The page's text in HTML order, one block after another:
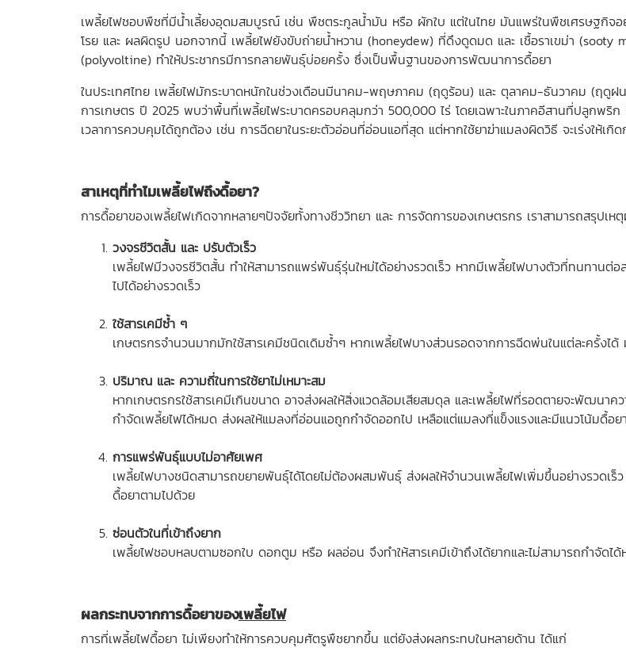
เพลี้ยไฟชอบพืชที่มีน้ำเลี้ยงอุดมสมบูรณ์ เช่น พืชตระกูลน้ำมัน หรือ ผักใบ แต่ในไทย มันแพร่ในพืชเศรษฐกิจอ
โรย และ ผลผิดรูป นอกจากนี้ เพลี้ยไฟยังขับถ่ายน้ำหวาน (honeydew) ที่ดึงดูดมด และ เชื้อราเขม่า (sooty
(polyvoltine) ทำให้ประชากรมีการกลายพันธุ์บ่อยครั้ง ซึ่งเป็นพื้นฐานของการพัฒนาการดื้อยา
ในประเทศไทย เพลี้ยไฟมักระบาดหนักในช่วงเดือนมีนาคม-พฤษภาคม (ฤดูร้อน) และ ตุลาคม-ธันวาคม (ฤดูฝ
การเกษตร ปี 2025 พบว่าพื้นที่เพลี้ยไฟระบาดครอบคลุมกว่า 500,000 ไร่ โดยเฉพาะในภาคอีสานที่ปลูกพริก
เวลาการควบคุมได้ถูกต้อง เช่น การฉีดยาในระยะตัวอ่อนที่อ่อนแอที่สุด แต่หากใช้ยาฆ่าแมลงผิดวิธี จะเร่งให้เกิด
สาเหตุที่ทำไมเพลี้ยไฟถึงดื้อยา?
การดื้อยาของเพลี้ยไฟเกิดจากหลายๆปัจจัยทั้งทางชีววิทยา และ การจัดการของเกษตรกร เราสามารถสรุปเ
วงจรชีวิตสั้น และ ปรับตัวเร็ว
เพลี้ยไฟมีวงจรชีวิตสั้น ทำให้สามารถแพร่พันธุ์รุ่นใหม่ได้อย่างรวดเร็ว หากมีเพลี้ยไฟบางตัวที่ทนทาน
ไปได้อย่างรวดเร็ว
ใช้สารเคมีซ้ำ ๆ
เกษตรกรจำนวนมากมักใช้สารเคมีชนิดเดิมซ้ำๆ หากเพลี้ยไฟบางส่วนรอดจากการฉีดพ่นในแต่ละครั้ง
ปริมาณ และ ความถี่ในการใช้ยาไม่เหมาะสม
หากเกษตรกรใช้สารเคมีเกินขนาด อาจส่งผลให้สิ่งแวดล้อมเสียสมดุล และเพลี้ยไฟที่รอดตายจะพัฒนา
กำจัดเพลี้ยไฟได้หมด ส่งผลให้แมลงที่อ่อนแอถูกกำจัดออกไป เหลือแต่แมลงที่แข็งแรงและมีแนวโน้มดื้อย
การแพร่พันธุ์แบบไม่อาศัยเพศ
เพลี้ยไฟบางชนิดสามารถขยายพันธุ์ได้โดยไม่ต้องผสมพันธุ์ ส่งผลให้จำนวนเพลี้ยไฟเพิ่มขึ้นอย่างรวดเร็
ดื้อยาตามไปด้วย
ซ่อนตัวในที่เข้าถึงยาก
เพลี้ยไฟชอบหลบตามซอกใบ ดอกตูม หรือ ผลอ่อน จึงทำให้สารเคมีเข้าถึงได้ยากและไม่สามารถกำจัด
ผลกระทบจากการดื้อยาของเพลี้ยไฟ
การที่เพลี้ยไฟดื้อยา ไม่เพียงทำให้การควบคุมศัตรูพืชยากขึ้น แต่ยังส่งผลกระทบในหลายด้าน ได้แก่